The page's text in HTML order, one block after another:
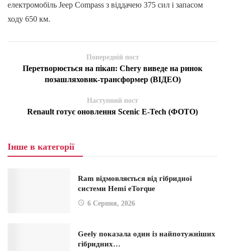
електромобіль Jeep Compass з віддачею 375 сил і запасом
ходу 650 км.
Попередній пост
Перетворюється на пікап: Chery виведе на ринок
позашляховик-трансформер (ВІДЕО)
Наступний пост
Renault готує оновлення Scenic E-Tech (ФОТО)
Інше в категорії
Ram відмовляється від гібридної
системи Hemi eTorque
6 Серпня, 2026
Geely показала один із найпотужніших
гібридних…